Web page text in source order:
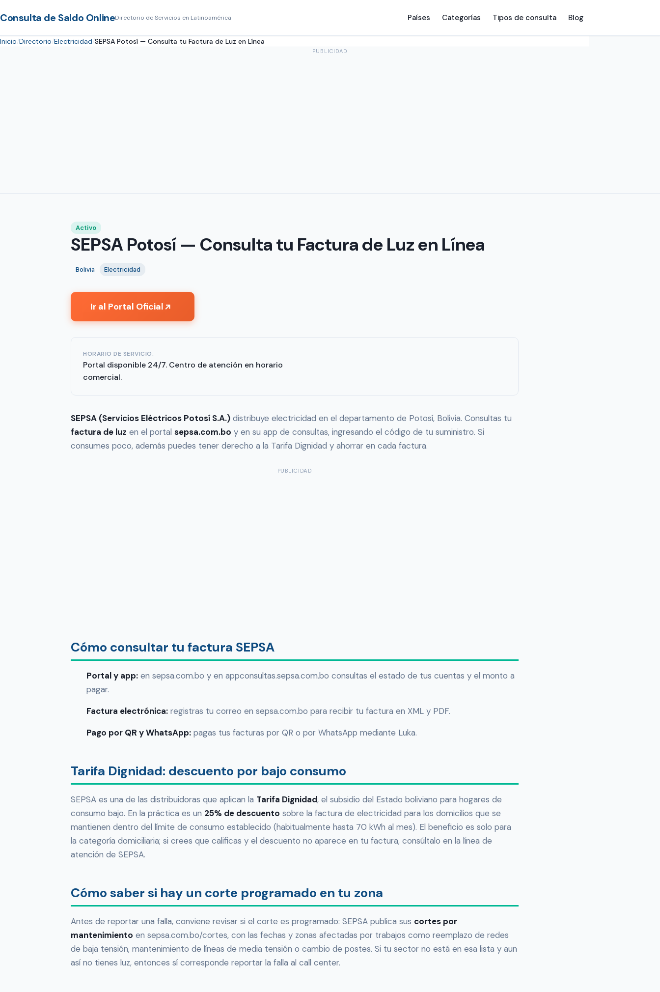
Consulta de Saldo OnlineDirectorio de Servicios en Latinoamérica Países Categorías Tipos de consulta Blog
Inicio Directorio Electricidad SEPSA Potosí — Consulta tu Factura de Luz en Línea
PUBLICIDAD
Activo
SEPSA Potosí — Consulta tu Factura de Luz en Línea
Bolivia Electricidad
Ir al Portal Oficial↗
HORARIO DE SERVICIO:
Portal disponible 24/7. Centro de atención en horario
comercial.
SEPSA (Servicios Eléctricos Potosí S.A.) distribuye electricidad en el departamento de Potosí, Bolivia. Consultas tu
factura de luz en el portal sepsa.com.bo y en su app de consultas, ingresando el código de tu suministro. Si
consumes poco, además puedes tener derecho a la Tarifa Dignidad y ahorrar en cada factura.
PUBLICIDAD
Cómo consultar tu factura SEPSA
Portal y app: en sepsa.com.bo y en appconsultas.sepsa.com.bo consultas el estado de tus cuentas y el monto a
pagar.
Factura electrónica: registras tu correo en sepsa.com.bo para recibir tu factura en XML y PDF.
Pago por QR y WhatsApp: pagas tus facturas por QR o por WhatsApp mediante Luka.
Tarifa Dignidad: descuento por bajo consumo
SEPSA es una de las distribuidoras que aplican la Tarifa Dignidad, el subsidio del Estado boliviano para hogares de
consumo bajo. En la práctica es un 25% de descuento sobre la factura de electricidad para los domicilios que se
mantienen dentro del límite de consumo establecido (habitualmente hasta 70 kWh al mes). El beneficio es solo para
la categoría domiciliaria; si crees que calificas y el descuento no aparece en tu factura, consúltalo en la línea de
atención de SEPSA.
Cómo saber si hay un corte programado en tu zona
Antes de reportar una falla, conviene revisar si el corte es programado: SEPSA publica sus cortes por
mantenimiento en sepsa.com.bo/cortes, con las fechas y zonas afectadas por trabajos como reemplazo de redes
de baja tensión, mantenimiento de líneas de media tensión o cambio de postes. Si tu sector no está en esa lista y aun
así no tienes luz, entonces sí corresponde reportar la falla al call center.